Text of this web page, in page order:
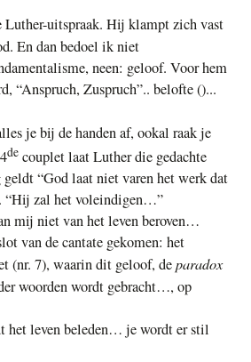
Luther-uitspraak. Hij klampt zich vast
En dan bedoel ik niet
neen: geloof. Voor hem
“Anspruch, Zuspruch”.. belofte ()...
je bij de handen af, ookal raak je
de couplet laat Luther die gedachte
“God laat niet varen het werk dat
“Hij zal het voleindigen…”
mij niet van het leven beroven…
van de cantate gekomen: het
(nr. 7), waarin dit geloof, deparadox
woorden wordt gebracht…, op
leven beleden… je wordt er stil